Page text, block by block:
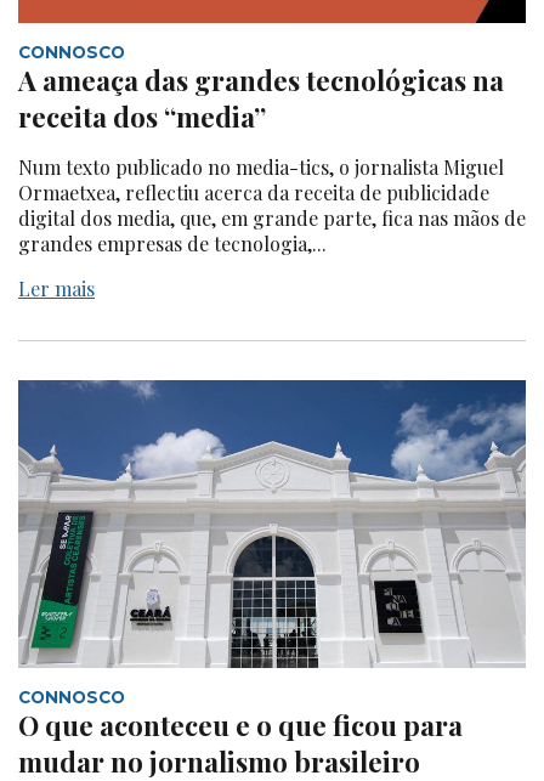
CONNOSCO
A ameaça das grandes tecnológicas na
receita dos “media”
Num texto publicado no media-tics, o jornalista Miguel
Ormaetxea, reflectiu acerca da receita de publicidade
digital dos media, que, em grande parte, fica nas mãos de
grandes empresas de tecnologia,...
Ler mais
CONNOSCO
O que aconteceu e o que ficou para
mudar no jornalismo brasileiro